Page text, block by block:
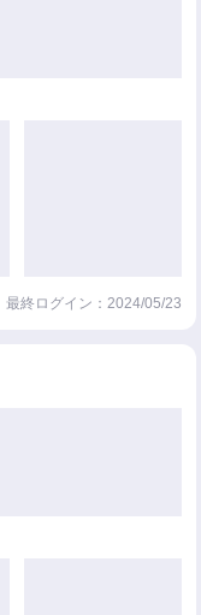
最終ログイン：2024/05/23